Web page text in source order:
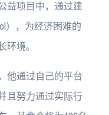
益项目中，通过建
），为经济困难的
环境。
他通过自己的平台
且努力通过实际行